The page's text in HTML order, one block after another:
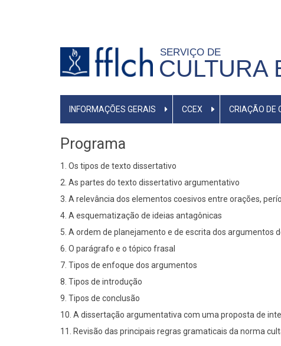
SERVIÇO DE
CULTURA
MENU
INFORMAÇÕES GERAIS CCEX CRIAÇÃO DE
Programa
1. Os tipos de texto dissertativo
2. As partes do texto dissertativo argumentativo
3. A relevância dos elementos coesivos entre orações,
4. A esquematização de ideias antagônicas
5. A ordem de planejamento e de escrita dos argumentos
6. O parágrafo e o tópico frasal
7. Tipos de enfoque dos argumentos
8. Tipos de introdução
9. Tipos de conclusão
10. A dissertação argumentativa com uma proposta de
11. Revisão das principais regras gramaticais da norma